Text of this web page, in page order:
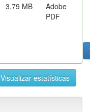
3,79 MB
Adobe
PDF
Visualizar estatísticas